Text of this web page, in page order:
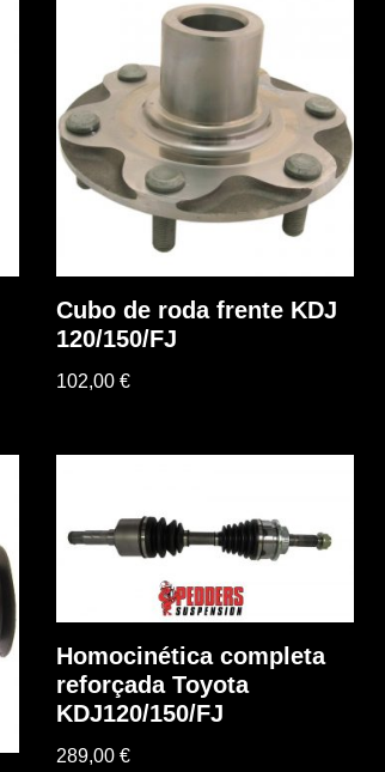
Cubo de roda frente KDJ
120/150/FJ
102,00 €
Homocinética completa
reforçada Toyota
KDJ120/150/FJ
289,00 €